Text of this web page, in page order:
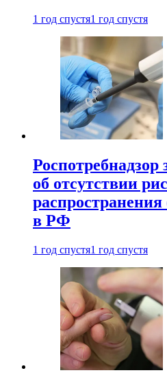
1 год спустя1 год спустя
Роспотребнадзор
об отсутствии
в РФ
1 год спустя1 год спустя